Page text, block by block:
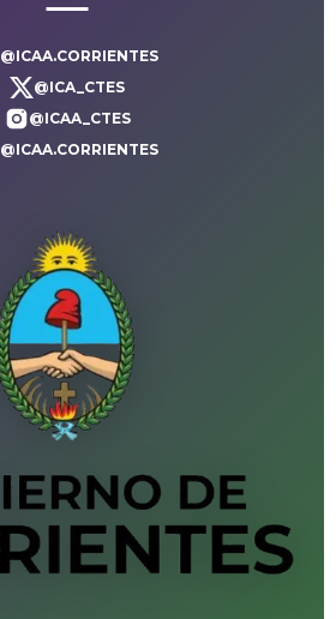
@ICAA.CORRIENTES
@ICA_CTES
@ICAA_CTES
@ICAA.CORRIENTES